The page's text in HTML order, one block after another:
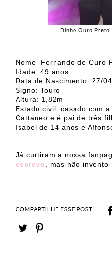
Dinho Ouro Preto
Nome: Fernando de Ouro
Idade: 49 anos
Data de Nascimento: 27/
Signo: Touro
Altura: 1,82m
Estado civil: casado com
Cattaneo e é pai de três
Isabel de 14 anos e
Já curtiram a nossa
escrevo, mas não invento